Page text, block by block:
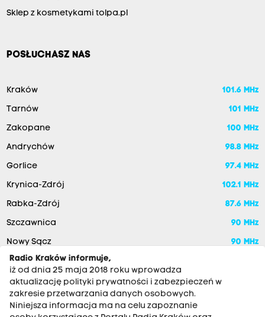
Sklep z kosmetykami tolpa.pl
POSŁUCHASZ NAS
Kraków 101.6 MHz
Tarnów 101 MHz
Zakopane 100 MHz
Andrychów 98.8 MHz
Gorlice 97.4 MHz
Krynica-Zdrój 102.1 MHz
Rabka-Zdrój 87.6 MHz
Szczawnica 90 MHz
Nowy Sącz
90 MHz
Radio Kraków informuje,
iż od dnia 25 maja 2018 roku wprowadza
aktualizację polityki prywatności i zabezpieczeń w
zakresie przetwarzania danych osobowych.
Niniejsza informacja ma na celu zapoznanie